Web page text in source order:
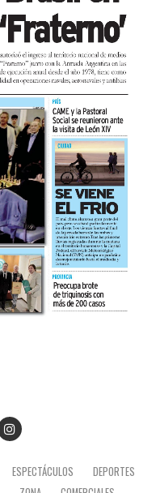
ESPECTÁCULOS
DEPORTES